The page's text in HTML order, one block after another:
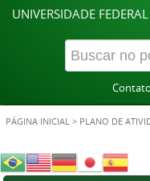
UNIVERSIDADE
Contato
PÁGINA INICIAL > PLANO DE